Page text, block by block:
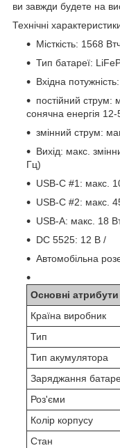
ви завжди будете на
Технічні
Місткість: 1568
Тип батареї:
Вхідна потужність:
постійний струм:
сонячна енергія
змінний струм:
Вихід: макс.
Гц)
USB-C #1: макс.
USB-C #2: макс.
USB-A: макс. 18
DC 5525: 12 В /
Автомобільна
Основні атрибути
Країна виробник
Тип
Тип акумулятора
Заряджання
Роз'єми
Колір корпусу
Стан